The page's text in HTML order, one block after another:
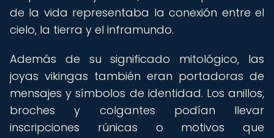
de la vida representaba la conexión entre el
cielo, la tierra y el inframundo.
Además de su significado mitológico, las
joyas vikingas también eran portadoras de
mensajes y símbolos de identidad. Los anillos,
broches y colgantes podían llevar
inscripciones rúnicas o motivos que